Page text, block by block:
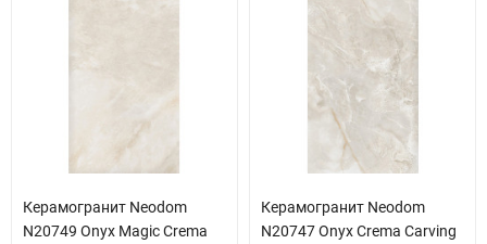
Керамогранит Neodom
N20749 Onyx Magic Crema
Керамогранит Neodom
N20747 Onyx Crema Carving